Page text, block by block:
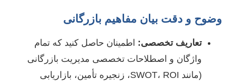
وضوح و دقت بیان مفاهیم بازرگانی
تعاریف تخصصی: اطمینان حاصل کنید که تمام
واژگان و اصطلاحات تخصصی مدیریت بازرگانی
(مانند SWOT، ROI، زنجیره تأمین، بازاریابی